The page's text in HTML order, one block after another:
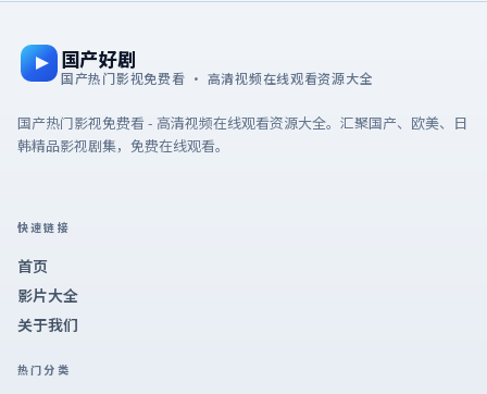
国产好剧
国产热门影视免费看 · 高清视频在线观看资源大全
国产热门影视免费看 - 高清视频在线观看资源大全。汇聚国产、欧美、日
韩精品影视剧集，免费在线观看。
快速链接
首页
影片大全
关于我们
热门分类